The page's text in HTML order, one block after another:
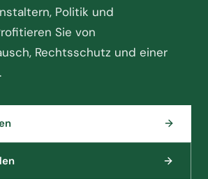
Politik und
Sie von
Rechtsschutz und einer